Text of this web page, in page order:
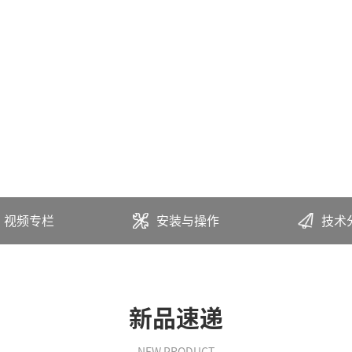
视频专栏 安装与操作 技术
新品速递